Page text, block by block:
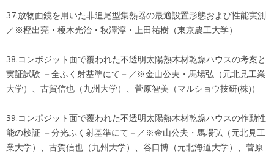
37.放物面鏡を用いた非追尾型集熱器の最適設置形態および性能実測
／※樫出亮・榎木光治・秋澤淳・上田祐樹（東京農工大学）
38.コンポジット面で覆われた不透明太陽熱木材乾燥ハウスの考案と
実証試験 －全ふく射基準にて－／※金山公夫・馬場弘（元北見工業
大学）、古賀信也（九州大学）、菅原智美（マルショウ技研(株)）
39.コンポジット面で覆われた不透明太陽熱木材乾燥ハウスの作動性
能の検証 －分光ふく射基準にて－／※金山公夫・馬場弘（元北見工
業大学）、古賀信也（九州大学）、谷口博（元北海道大学）、菅原